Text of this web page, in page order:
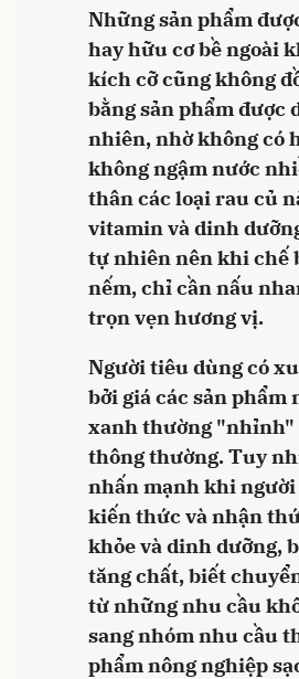
Những sản phẩm
hay hữu cơ bề ngoài
kích cỡ cũng không
bằng sản phẩm được
nhiên, nhờ không có
không ngậm nước
thân các loại rau củ
vitamin và dinh
tự nhiên nên khi chế
nếm, chỉ cần nấu
trọn vẹn hương vị.
Người tiêu dùng có
bởi giá các sản phẩm
xanh thường "nhỉnh"
thông thường. Tuy
nhấn mạnh khi
kiến thức và nhận
khỏe và dinh dưỡng,
tăng chất, biết
từ những nhu cầu
sang nhóm nhu cầu
phẩm nông nghiệp